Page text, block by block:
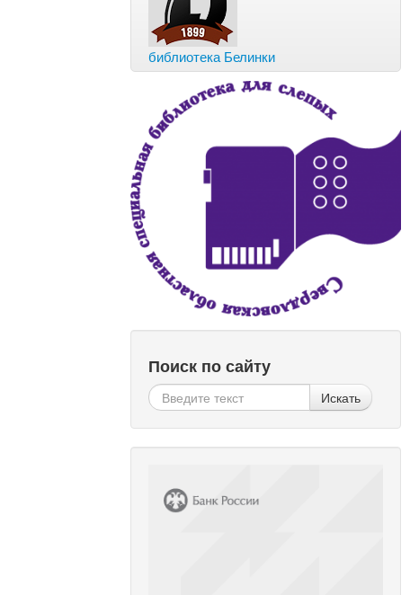
библиотека Белинки
Поиск по сайту
Искать